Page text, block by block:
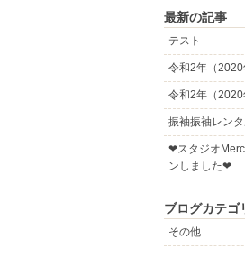
最新の記事
テスト
令和2年（
令和2年（
振袖振袖レン
❤スタジオ
ンしました❤
ブログカテゴ
その他